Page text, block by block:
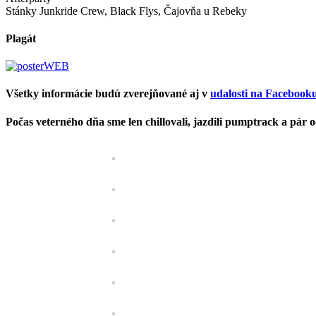
Stánky Junkride Crew, Black Flys, Čajovňa u Rebeky
Plagát
Všetky informácie budú zverejňované aj v udalosti na
Počas veterného dňa sme len chillovali, jazdili pumptrack a pár